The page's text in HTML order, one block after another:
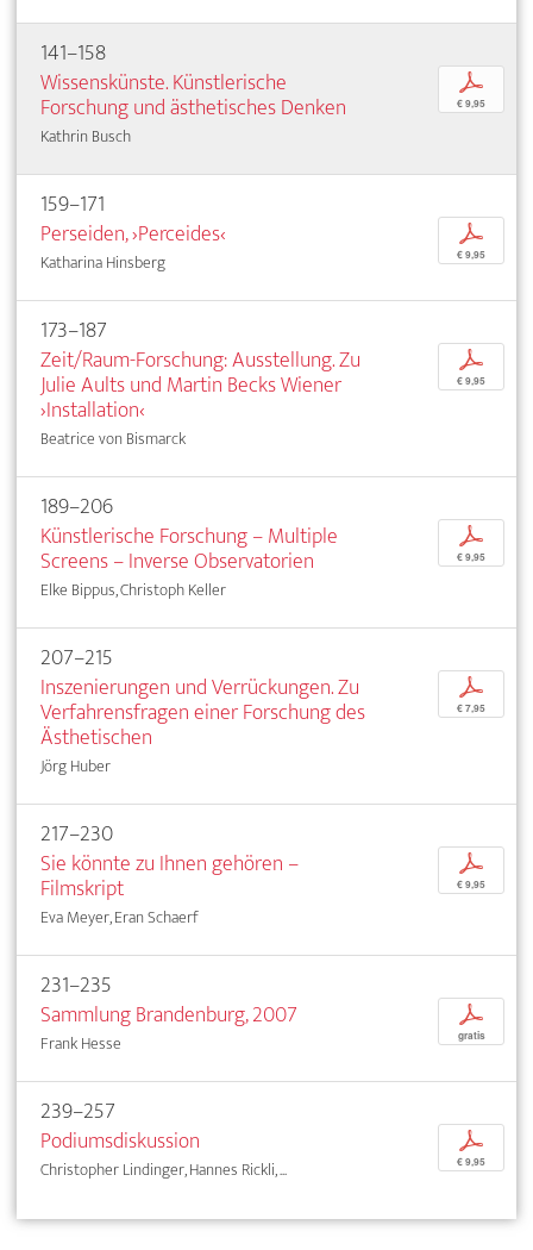
141–158
Wissenskünste. Künstlerische
Forschung und ästhetisches Denken
Kathrin Busch
p
€ 9,95
159–171
Perseiden, ›Perceides‹
Katharina Hinsberg
p
€ 9,95
173–187
Zeit/Raum-Forschung: Ausstellung. Zu
Julie Aults und Martin Becks Wiener
›Installation‹
Beatrice von Bismarck
p
€ 9,95
189–206
Künstlerische Forschung – Multiple
Screens – Inverse Observatorien
Elke Bippus, Christoph Keller
p
€ 9,95
207–215
Inszenierungen und Verrückungen. Zu
Verfahrensfragen einer Forschung des
Ästhetischen
Jörg Huber
p
€ 7,95
217–230
Sie könnte zu Ihnen gehören –
Filmskript
Eva Meyer, Eran Schaerf
p
€ 9,95
231–235
Sammlung Brandenburg, 2007
Frank Hesse
p
gratis
239–257
Podiumsdiskussion
Christopher Lindinger, Hannes Rickli, ...
p
€ 9,95